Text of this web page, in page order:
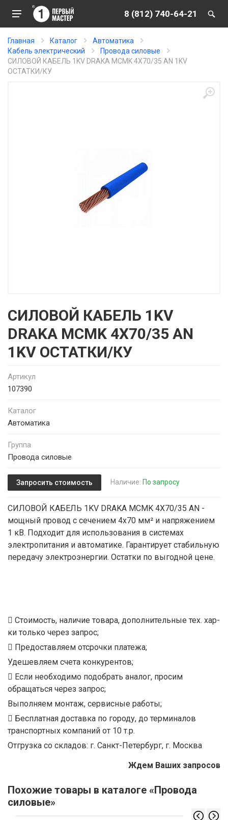
8 (812) 740-64-21
Главная Каталог
Автоматика
Кабель электрический
Провода силовые
СИЛОВОЙ КАБЕЛЬ 1KV DRAKA MCMK 4X70/35 AN 1KV
ОСТАТКИ/КУ
СИЛОВОЙ КАБЕЛЬ 1KV
DRAKA MCMK 4X70/35 AN
1KV ОСТАТКИ/КУ
Артикул
107390
Каталог
Автоматика
Группа
Провода силовые
Запросить стоимость Наличие: По запросу
СИЛОВОЙ КАБЕЛЬ 1KV DRAKA MCMK 4X70/35 AN -
мощный провод с сечением 4х70 мм² и напряжением
1 кВ. Подходит для использования в системах
электропитания и автоматике. Гарантирует стабильную
передачу электроэнергии. Остатки по выгодной цене.
Стоимость, наличие товара, дополнительные тех. хар-
ки только через запрос;
Предоставляем отсрочки платежа;
Удешевляем счета конкурентов;
Если необходимо подобрать аналог, просим
обращаться через запрос;
Выполняем монтаж, сервисные работы;
Бесплатная доставка по городу, до терминалов
транспортных компаний от 10 т.р.
Отгрузка со складов: г. Санкт-Петербург, г. Москва
Ждем Ваших запросов
Похожие товары в каталоге «Провода
силовые»